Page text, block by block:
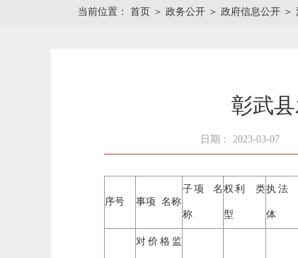
当前位置： 首页 ＞ 政务公开 ＞ 政府信息公开 ＞
彰武
日期： 2023-03-07
序号 事项 名称
子项 名
称
权利 类
型
执法
体
对价格监